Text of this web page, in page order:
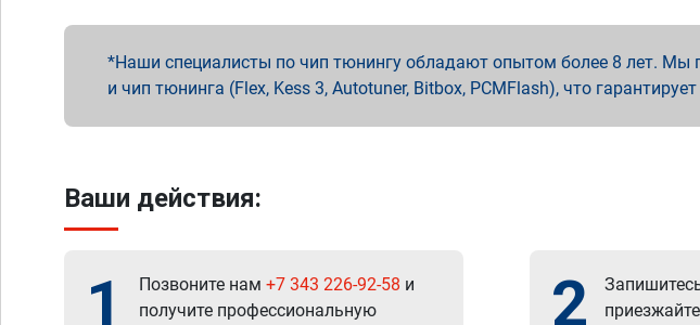
Наши специалисты по чип тюнингу обладают опытом более 8 лет. Мы
и чип тюнинга (Flex, Kess 3, Autotuner, Bitbox, PCMFlash), что
Ваши действия:
1 Позвоните нам +7 343 226-92-58 и
получите профессиональную
2